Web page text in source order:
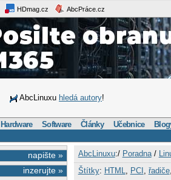
HDmag.cz AbcPráce.cz
AbcLinuxu hledá autory!
Hardware Software Články Učebnice
napište »
inzerujte »
AbcLinuxu:/ Poradna/
Štítky: HTML PCI řadiče